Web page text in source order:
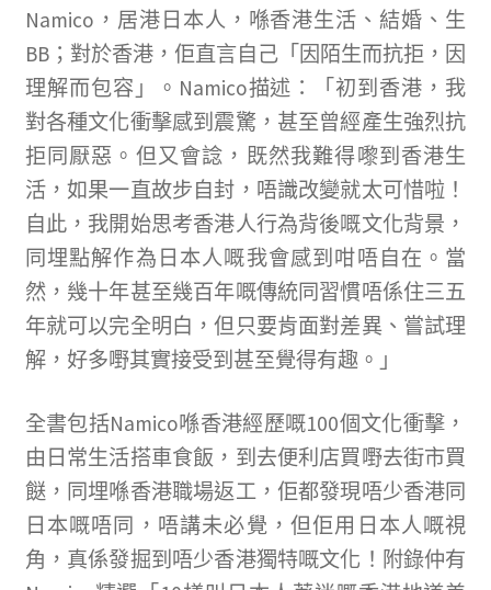
Namico，居港日本人，喺香港生活、結婚、生
BB；對於香港，佢直言自己「因陌生而抗拒，因
理解而包容」。Namico描述：「初到香港，我
對各種文化衝擊感到震驚，甚至曾經產生強烈抗
拒同厭惡。但又會諗，既然我難得嚟到香港生
活，如果一直故步自封，唔識改變就太可惜啦！
自此，我開始思考香港人行為背後嘅文化背景，
同埋點解作為日本人嘅我會感到咁唔自在。當
然，幾十年甚至幾百年嘅傳統同習慣唔係住三五
年就可以完全明白，但只要肯面對差異、嘗試理
解，好多嘢其實接受到甚至覺得有趣。」
全書包括Namico喺香港經歷嘅100個文化衝擊，
由日常生活搭車食飯，到去便利店買嘢去街市買
餸，同埋喺香港職場返工，佢都發現唔少香港同
日本嘅唔同，唔講未必覺，但佢用日本人嘅視
角，真係發掘到唔少香港獨特嘅文化！附錄仲有